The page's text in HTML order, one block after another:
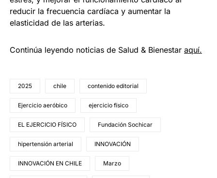
reducir la frecuencia cardíaca y aumentar la
elasticidad de las arterias.
Continúa leyendo noticias de Salud & Bienestar aquí.
2025 chile contenido editorial
Ejercicio aeróbico ejercicio físico
EL EJERCICIO FÍSICO Fundación Sochicar
hipertensión arterial INNOVACIÓN
INNOVACIÓN EN CHILE Marzo